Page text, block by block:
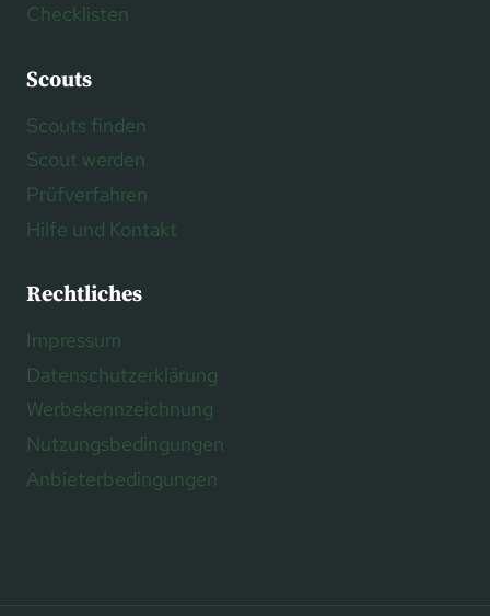
Checklisten
Scouts
Scouts finden
Scout werden
Prüfverfahren
Hilfe und Kontakt
Rechtliches
Impressum
Datenschutzerklärung
Werbekennzeichnung
Nutzungsbedingungen
Anbieterbedingungen